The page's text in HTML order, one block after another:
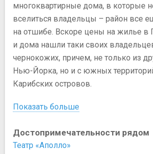
многоквартирные дома, в которые
вселиться владельцы – район все
на отшибе. Вскоре цены на жилье в
и дома нашли таки своих
чернокожих, причем, не только из
Нью-Йорка, но и с южных
Карибских островов.
Показать больше
Достопримечательности рядом
Театр «Аполло»